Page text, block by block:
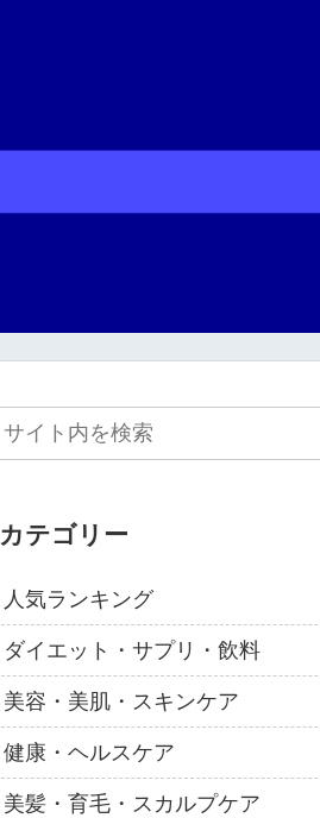
カテゴリー
人気ランキング
ダイエット・サプリ・飲料
美容・美肌・スキンケア
健康・ヘルスケア
美髪・育毛・スカルプケア